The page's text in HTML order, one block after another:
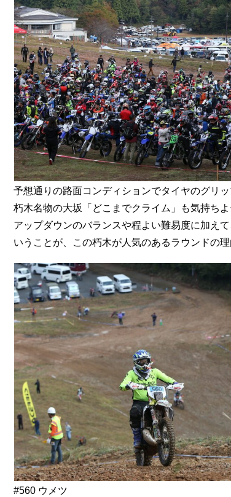
予想通りの路面コンディションでタイヤのグリッ
朽木名物の大坂「どこまでクライム」も気持ち
アップダウンのバランスや程よい難易度に加え
いうことが、この朽木が人気のあるラウンドの
#560 ウメツ